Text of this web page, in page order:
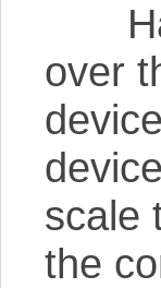
over
scale
the